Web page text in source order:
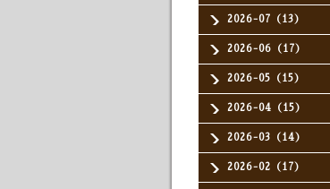
2026-07（13）
2026-06（17）
2026-05（15）
2026-04（15）
2026-03（14）
2026-02（17）